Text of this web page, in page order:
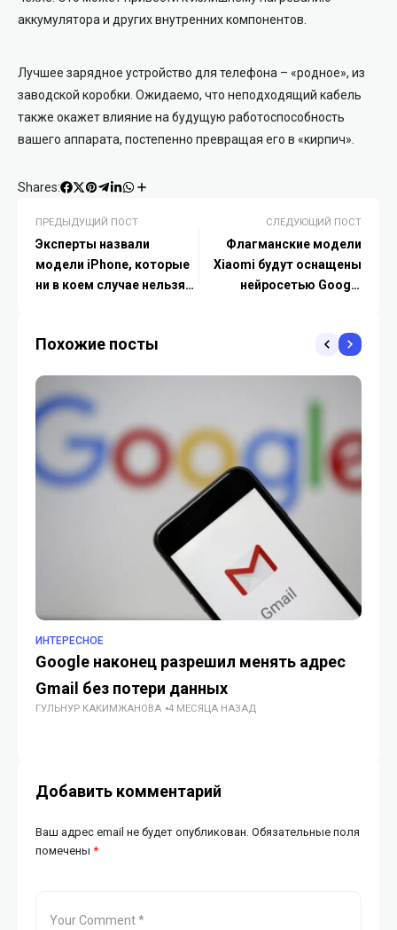
аккумулятора и других внутренних компонентов.
Лучшее зарядное устройство для телефона – «родное», из
заводской коробки. Ожидаемо, что неподходящий кабель
также окажет влияние на будущую работоспособность
вашего аппарата, постепенно превращая его в «кирпич».
Shares:
ПРЕДЫДУЩИЙ ПОСТ
Эксперты назвали
модели iPhone, которые
ни в коем случае нельзя
СЛЕДУЮЩИЙ ПОСТ
Флагманские модели
Xiaomi будут оснащены
нейросетью Google
Похожие посты
ИНТЕРЕСНОЕ
Google наконец разрешил менять адрес
Gmail без потери данных
ГУЛЬНУР КАКИМЖАНОВА 4 МЕСЯЦА НАЗАД
Добавить комментарий
Ваш адрес email не будет опубликован. Обязательные поля
помечены *